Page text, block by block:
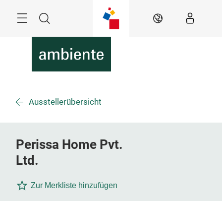
Suche DE
Ausstellerübersicht
Perissa Home Pvt.
Ltd.
Zur Merkliste hinzufügen